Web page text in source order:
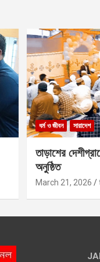
ধর্ম ও জীবন সারাদেশ
তাড়াশের
অনুষ্ঠিত
March 21, 2026